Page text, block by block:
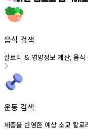
음식 검색
칼로리 & 영양정보 계산, 음식
운동 검색
체중을 반영한 예상 소모 칼로